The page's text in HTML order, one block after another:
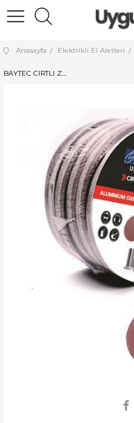
Anasayfa Elektrikli El Aletleri
BAYTEC CIRTLI ZIMPARA PEDİ 180 MM 150 KUM MK0251